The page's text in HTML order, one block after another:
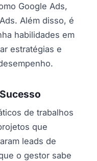
Google Ads,
Além disso, é
habilidades em
estratégias e
de trabalhos
que
leads de
o gestor sabe